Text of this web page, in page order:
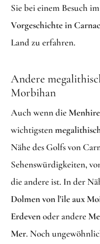
Sie bei einem Besuch
Vorgeschichte in Carnac
Land zu erfahren.
Andere
Morbihan
Auch wenn die
wichtigsten
Nähe des Golfs von
Sehenswürdigkeiten,
die andere ist. In der
Dolmen von l'ile aux
Erdevenoder andere
Mer. Noch